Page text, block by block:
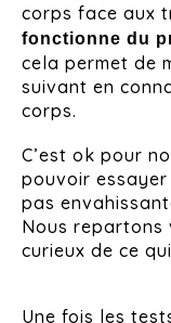
corps face aux
fonctionne du
cela permet de
suivant en
corps.
C’est ok pour
pouvoir essayer
pas
Nous repartons
curieux de ce
Une fois les